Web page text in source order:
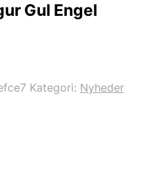
Gul Engel
Kategori: Nyheder